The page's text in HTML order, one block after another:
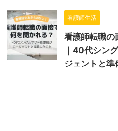
看護師生活
看護師転職の
｜40代シン
ジェントと準